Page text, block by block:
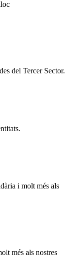
del Tercer Sector.
i molt més als
més als nostres